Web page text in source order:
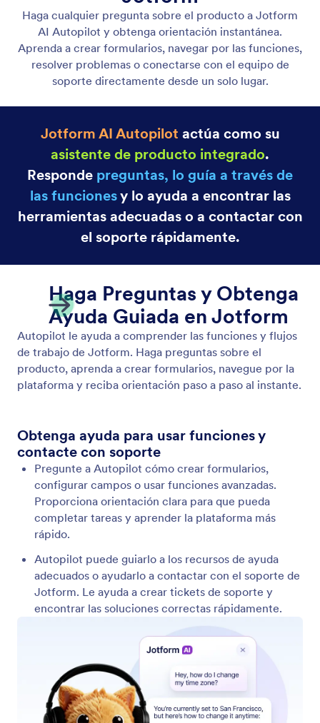
Crear formularios
Describa el formulario que desea y el Asistente de
Espacio de Trabajo lo creará instantáneamente.
Proporcione contexto para su formulario subiendo
archivos como imágenes, PDF o documentos.
Editar y Personalizar Formularios
Jotform AI Autopilot le permite actualizar
formularios mediante conversación. Modifique
campos, cree condiciones lógicas y ajuste la
configuración de diseño como colores, fuentes y
diseño.